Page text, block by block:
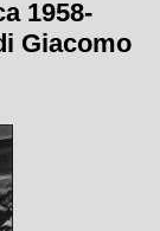
1958-
Giacomo